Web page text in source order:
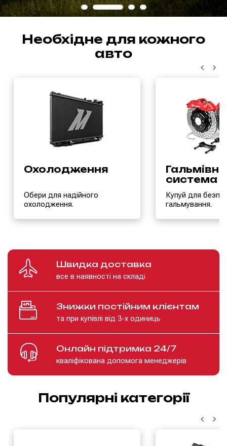
Необхідне для кожного
авто
Охолодження
Обери для надійного
охолодження.
Гальмівна
система
Купуй для
гальмування.
Швидка доставка
все в наявності на складі
Знижки постійним клієнтам
та при купівлі від 3-х одиниць
Онлайн підтримка 24/7
кваліфікована допомога менеджерів
Популярні категорії